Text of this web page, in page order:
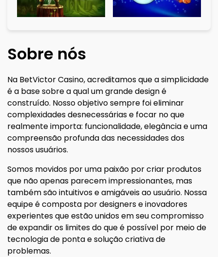
Sobre nós
Na BetVictor Casino, acreditamos que a simplicidade
é a base sobre a qual um grande design é
construído. Nosso objetivo sempre foi eliminar
complexidades desnecessárias e focar no que
realmente importa: funcionalidade, elegância e uma
compreensão profunda das necessidades dos
nossos usuários.
Somos movidos por uma paixão por criar produtos
que não apenas parecem impressionantes, mas
também são intuitivos e amigáveis ao usuário. Nossa
equipe é composta por designers e inovadores
experientes que estão unidos em seu compromisso
de expandir os limites do que é possível por meio de
tecnologia de ponta e solução criativa de
problemas.